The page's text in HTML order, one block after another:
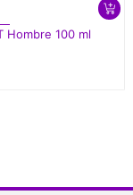
Hombre 100 ml